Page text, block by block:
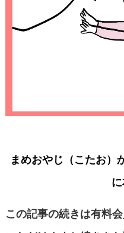
まめおやじ（こたお）
に
この記事の続きは有料